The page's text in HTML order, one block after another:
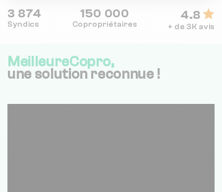
3 874
Syndics
150 000
Copropriétaires
4.8
+ de 3K avis
MeilleureCopro,
une solution reconnue !